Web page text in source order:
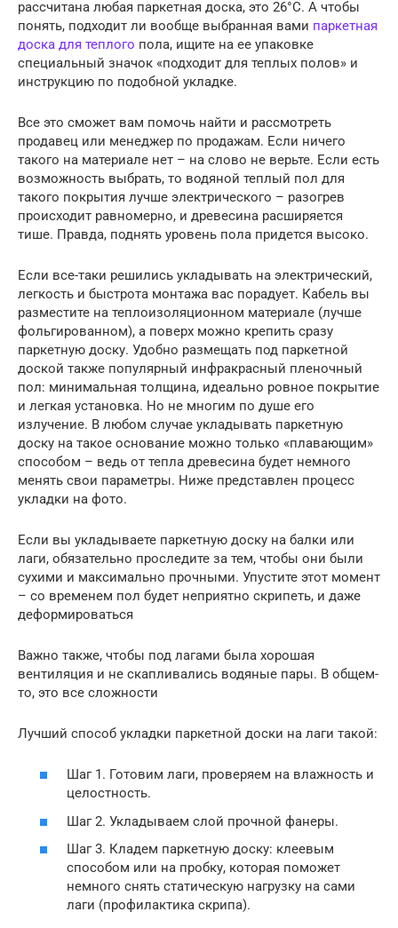
рассчитана любая паркетная доска, это 26°С. А чтобы
понять, подходит ли вообще выбранная вами паркетная
доска для теплого пола, ищите на ее упаковке
специальный значок «подходит для теплых полов» и
инструкцию по подобной укладке.
Все это сможет вам помочь найти и рассмотреть
продавец или менеджер по продажам. Если ничего
такого на материале нет – на слово не верьте. Если есть
возможность выбрать, то водяной теплый пол для
такого покрытия лучше электрического – разогрев
происходит равномерно, и древесина расширяется
тише. Правда, поднять уровень пола придется высоко.
Если все-таки решились укладывать на электрический,
легкость и быстрота монтажа вас порадует. Кабель вы
разместите на теплоизоляционном материале (лучше
фольгированном), а поверх можно крепить сразу
паркетную доску. Удобно размещать под паркетной
доской также популярный инфракрасный пленочный
пол: минимальная толщина, идеально ровное покрытие
и легкая установка. Но не многим по душе его
излучение. В любом случае укладывать паркетную
доску на такое основание можно только «плавающим»
способом – ведь от тепла древесина будет немного
менять свои параметры. Ниже представлен процесс
укладки на фото.
Если вы укладываете паркетную доску на балки или
лаги, обязательно проследите за тем, чтобы они были
сухими и максимально прочными. Упустите этот момент
– со временем пол будет неприятно скрипеть, и даже
деформироваться
Важно также, чтобы под лагами была хорошая
вентиляция и не скапливались водяные пары. В общем-
то, это все сложности
Лучший способ укладки паркетной доски на лаги такой:
Шаг 1. Готовим лаги, проверяем на влажность и
целостность.
Шаг 2. Укладываем слой прочной фанеры.
Шаг 3. Кладем паркетную доску: клеевым
способом или на пробку, которая поможет
немного снять статическую нагрузку на сами
лаги (профилактика скрипа).